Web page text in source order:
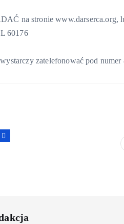
na stronie www.darserca.org,
60176
zatelefonować pod numer